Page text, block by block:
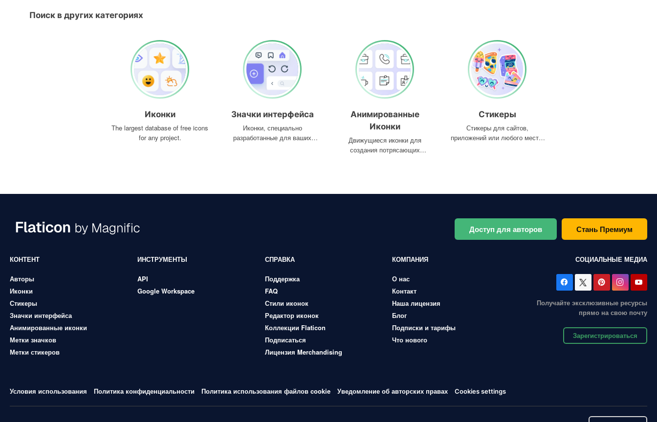
Поиск в других категориях
Иконки
The largest database of free icons
for any project.
Значки интерфейса
Иконки, специально
разработанные для ваших
Анимированные
Иконки
Движущиеся иконки для
создания потрясающих
Стикеры
Стикеры для сайтов,
приложений или любого места,
Доступ для авторов Стань Премиум
КОНТЕНТ
Авторы
Иконки
Стикеры
Значки интерфейса
Анимированные иконки
Метки значков
Метки стикеров
ИНСТРУМЕНТЫ
API
Google Workspace
СПРАВКА
Поддержка
FAQ
Стили иконок
Редактор иконок
Коллекции Flaticon
Подписаться
Лицензия Merchandising
КОМПАНИЯ
О нас
Контакт
Наша лицензия
Блог
Подписки и тарифы
Что нового
СОЦИАЛЬНЫЕ МЕДИА
Получайте эксклюзивные ресурсы
прямо на свою почту
Зарегистрироваться
Условия использования Политика конфиденциальности Политика использования файлов cookie Уведомление об авторских правах Cookies settings